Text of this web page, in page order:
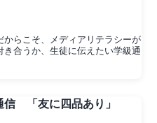
らこそ、メディアリテラシーが
合うか、生徒に伝えたい学級通
信 「友に四品あり」